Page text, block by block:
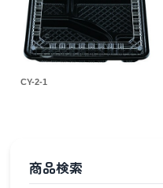
CY-2-1
商品検索